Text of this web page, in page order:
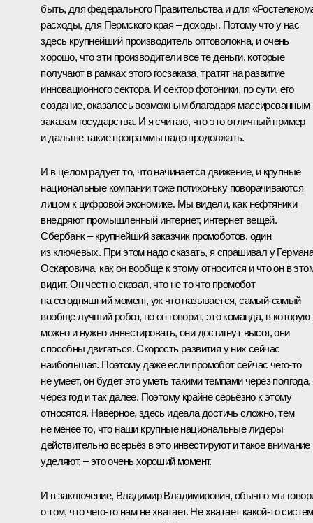
быть, для федерального Правительства и для
расходы, для Пермского края – доходы. Потому что у нас
здесь крупнейший производитель оптоволокна, и очень
хорошо, что эти производители все те деньги, которые
получают в рамках этого госзаказа, тратят на развитие
инновационного сектора. И сектор фотоники, по сути, его
создание, оказалось возможным благодаря массированным
заказам государства. И я считаю, что это отличный пример
и дальше такие программы надо продолжать.
И в целом радует то, что начинается движение, и крупные
национальные компании тоже потихоньку поворачиваются
лицом к цифровой экономике. Мы видели, как нефтяники
внедряют промышленный интернет, интернет вещей.
Сбербанк – крупнейший заказчик промоботов, один
из ключевых. При этом надо сказать, я спрашивал у
Оскаровича, как он вообще к этому относится и что он в
видит. Он честно сказал, что не то что промобот
на сегодняшний момент, уж что называется, самый-самый
вообще лучший робот, но он говорит, это команда, в которую
можно и нужно инвестировать, они достигнут высот, они
способны двигаться. Скорость развития у них сейчас
наибольшая. Поэтому даже если промобот сейчас чего‑то
не умеет, он будет это уметь такими темпами через полгода,
через год и так далее. Поэтому крайне серьёзно к этому
относятся. Наверное, здесь идеала достичь сложно, тем
не менее то, что наши крупные национальные лидеры
действительно всерьёз в это инвестируют и такое внимание
уделяют, – это очень хороший момент.
И в заключение, Владимир Владимирович, обычно мы
о том, что чего‑то нам не хватает. Не хватает какой‑то